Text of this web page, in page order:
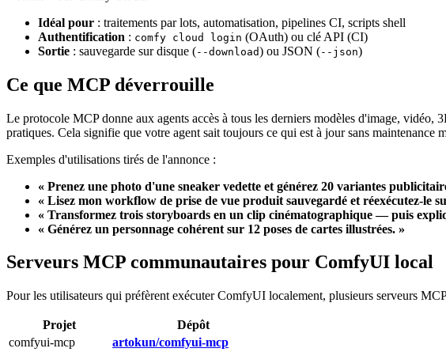
Idéal pour : traitements par lots, automatisation, pipelines CI, scripts shell
Authentification : comfy cloud login (OAuth) ou clé API (CI)
Sortie : sauvegarde sur disque (--download) ou JSON (--json)
Ce que MCP déverrouille
Le protocole MCP donne aux agents accès à tous les derniers modèles d'image,
pratiques. Cela signifie que votre agent sait toujours ce qui est à jour sans maintenance
Exemples d'utilisations tirés de l'annonce :
« Prenez une photo d'une sneaker vedette et générez 20 variantes
« Lisez mon workflow de prise de vue produit sauvegardé et réexécutez-le
« Transformez trois storyboards en un clip cinématographique — puis
« Générez un personnage cohérent sur 12 poses de cartes illustrées. »
Serveurs MCP communautaires pour ComfyUI local
Pour les utilisateurs qui préfèrent exécuter ComfyUI localement, plusieurs serveurs
Projet
Dépôt
comfyui-mcp
artokun/comfyui-mcp